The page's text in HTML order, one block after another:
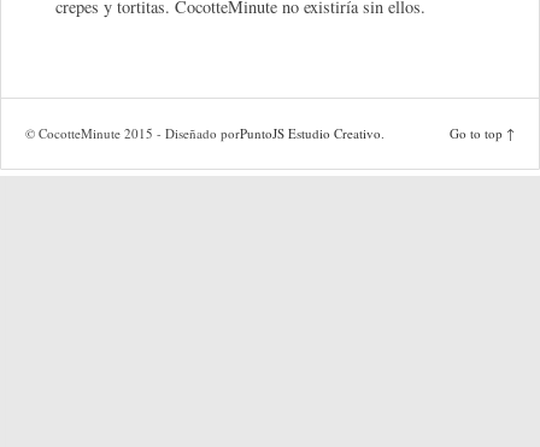
crepes y tortitas. CocotteMinute no existiría sin ellos.
© CocotteMinute 2015 - Diseñado porPuntoJS Estudio Creativo Go to top ↑